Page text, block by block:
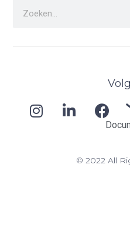
© 2022 All